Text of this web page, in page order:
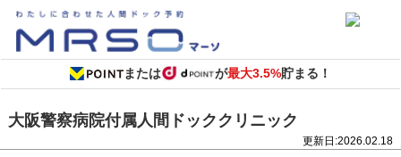
または が最大3.5%貯まる！
大阪警察病院付属人間ドッククリニック
更新日:2026.02.18